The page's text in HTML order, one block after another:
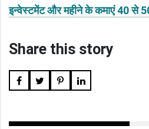
इन्वेस्टमेंट और महीने के कमाएं 40 से
Share this story